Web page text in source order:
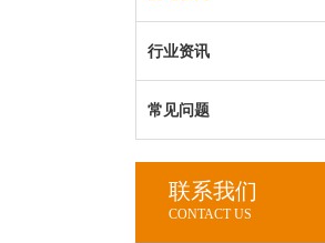
行业资讯
常见问题
联系我们
CONTACT US